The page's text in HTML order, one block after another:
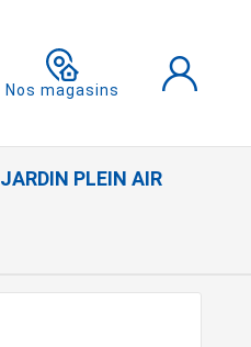
Nos magasins
JARDIN PLEIN AIR